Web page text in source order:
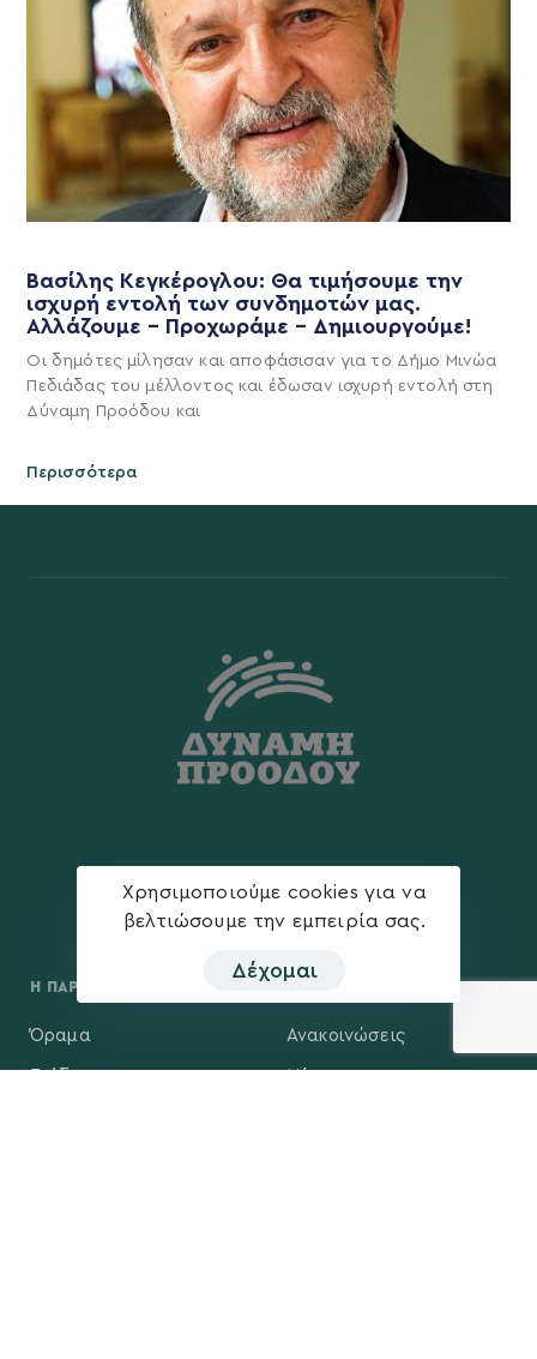
Βασίλης Κεγκέρογλου: Θα τιμήσουμε την
ισχυρή εντολή των συνδημοτών μας.
Αλλάζουμε – Προχωράμε – Δημιουργούμε!
Οι δημότες μίλησαν και αποφάσισαν για το Δήμο Μινώα
Πεδιάδας του μέλλοντος και έδωσαν ισχυρή εντολή στη
Δύναμη Προόδου και
Περισσότερα
Η ΠΑΡΆΤΑΞΗ
Όραμα Ανακοινώσεις
Χρησιμοποιούμε cookies για να
βελτιώσουμε την εμπειρία σας.
Δέχομαι